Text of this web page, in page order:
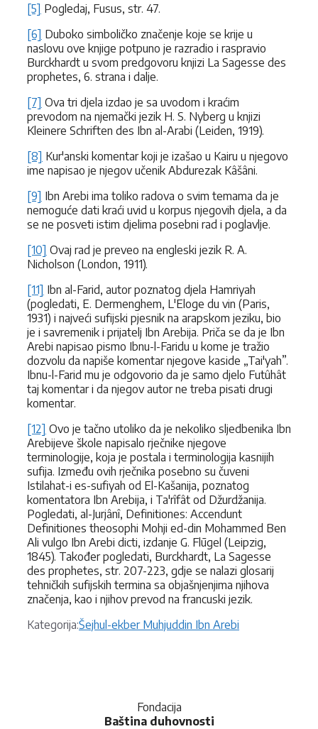
[5] Pogledaj, Fusus, str. 47.
[6] Duboko simboličko značenje koje se krije u
naslovu ove knjige potpuno je razradio i raspravio
Burckhardt u svom predgovoru knjizi La Sagesse des
prophetes, 6. strana i dalje.
[7] Ova tri djela izdao je sa uvodom i kraćim
prevodom na njemački jezik H. S. Nyberg u knjizi
Kleinere Schriften des Ibn al-Arabi (Leiden, 1919).
[8] Kur'anski komentar koji je izašao u Kairu u njegovo
ime napisao je njegov učenik Abdurezak Kâšâni.
[9] Ibn Arebi ima toliko radova o svim temama da je
nemoguće dati kraći uvid u korpus njegovih djela, a da
se ne posveti istim djelima posebni rad i poglavlje.
[10] Ovaj rad je preveo na engleski jezik R. A.
Nicholson (London, 1911).
[11] Ibn al-Farid, autor poznatog djela Hamriyah
(pogledati, E. Dermenghem, L'Eloge du vin (Paris,
1931) i najveći sufijski pjesnik na arapskom jeziku, bio
je i savremenik i prijatelj Ibn Arebija. Priča se da je Ibn
Arebi napisao pismo Ibnu-l-Faridu u kome je tražio
dozvolu da napiše komentar njegove kaside „Tai'yah”.
Ibnu-l-Farid mu je odgovorio da je samo djelo Futûhât
taj komentar i da njegov autor ne treba pisati drugi
komentar.
[12] Ovo je tačno utoliko da je nekoliko sljedbenika Ibn
Arebijeve škole napisalo rječnike njegove
terminologije, koja je postala i terminologija kasnijih
sufija. Između ovih rječnika posebno su čuveni
Istilahat-i es-sufiyah od El-Kašanija, poznatog
komentatora Ibn Arebija, i Ta'rîfât od Džurdžanija.
Pogledati, al-Jurjânî, Definitiones: Accendunt
Definitiones theosophi Mohji ed-din Mohammed Ben
Ali vulgo Ibn Arebi dicti, izdanje G. Flūgel (Leipzig,
1845). Također pogledati, Burckhardt, La Sagesse
des prophetes, str. 207-223, gdje se nalazi glosarij
tehničkih sufijskih termina sa objašnjenjima njihova
značenja, kao i njihov prevod na francuski jezik.
Kategorija:Kategorije
Šejhul-ekber Muhjuddin Ibn Arebi
Fondacija
Baština duhovnosti